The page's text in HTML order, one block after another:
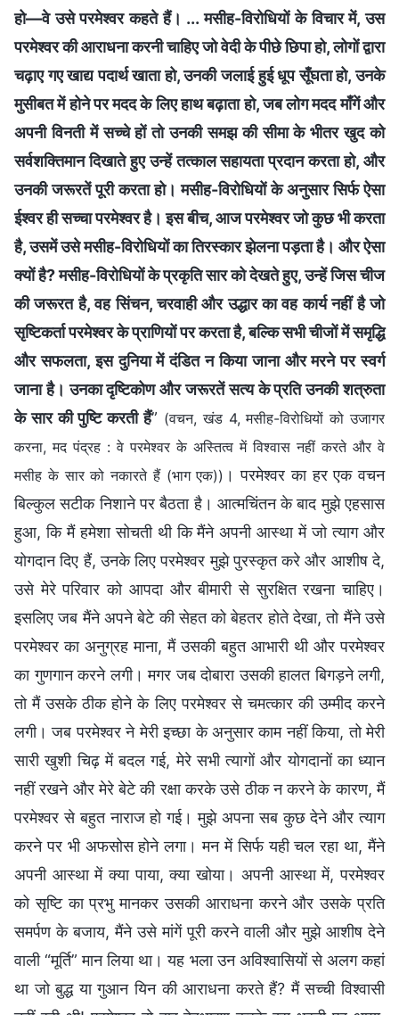
हो—वे उसे परमेश्वर कहते हैं। ... मसीह-विरोधियों के विचार में, उस
परमेश्वर की आराधना करनी चाहिए जो वेदी के पीछे छिपा हो, लोगों द्वारा
चढ़ाए गए खाद्य पदार्थ खाता हो, उनकी जलाई हुई धूप सूँघता हो, उनके
मुसीबत में होने पर मदद के लिए हाथ बढ़ाता हो, जब लोग मदद माँगें और
अपनी विनती में सच्चे हों तो उनकी समझ की सीमा के भीतर खुद को
सर्वशक्तिमान दिखाते हुए उन्हें तत्काल सहायता प्रदान करता हो, और
उनकी जरूरतें पूरी करता हो। मसीह-विरोधियों के अनुसार सिर्फ ऐसा
ईश्वर ही सच्चा परमेश्वर है। इस बीच, आज परमेश्वर जो कुछ भी करता
है, उसमें उसे मसीह-विरोधियों का तिरस्कार झेलना पड़ता है। और ऐसा
क्यों है? मसीह-विरोधियों के प्रकृति सार को देखते हुए, उन्हें जिस चीज
की जरूरत है, वह सिंचन, चरवाही और उद्धार का वह कार्य नहीं है जो
सृष्टिकर्ता परमेश्वर के प्राणियों पर करता है, बल्कि सभी चीजों में समृद्धि
और सफलता, इस दुनिया में दंडित न किया जाना और मरने पर स्वर्ग
जाना है। उनका दृष्टिकोण और जरूरतें सत्य के प्रति उनकी शत्रुता
के सार की पुष्टि करती हैं” (वचन, खंड 4, मसीह-विरोधियों को उजागर
करना, मद पंद्रह : वे परमेश्वर के अस्तित्व में विश्वास नहीं करते और वे
मसीह के सार को नकारते हैं (भाग एक)) । परमेश्वर का हर एक वचन
बिल्कुल सटीक निशाने पर बैठता है। आत्मचिंतन के बाद मुझे एहसास
हुआ, कि मैं हमेशा सोचती थी कि मैंने अपनी आस्था में जो त्याग और
योगदान दिए हैं, उनके लिए परमेश्वर मुझे पुरस्कृत करे और आशीष दे,
उसे मेरे परिवार को आपदा और बीमारी से सुरक्षित रखना चाहिए।
इसलिए जब मैंने अपने बेटे की सेहत को बेहतर होते देखा, तो मैंने उसे
परमेश्वर का अनुग्रह माना, मैं उसकी बहुत आभारी थी और परमेश्वर
का गुणगान करने लगी। मगर जब दोबारा उसकी हालत बिगड़ने लगी,
तो मैं उसके ठीक होने के लिए परमेश्वर से चमत्कार की उम्मीद करने
लगी। जब परमेश्वर ने मेरी इच्छा के अनुसार काम नहीं किया, तो मेरी
सारी खुशी चिढ़ में बदल गई, मेरे सभी त्यागों और योगदानों का ध्यान
नहीं रखने और मेरे बेटे की रक्षा करके उसे ठीक न करने के कारण, मैं
परमेश्वर से बहुत नाराज हो गई। मुझे अपना सब कुछ देने और त्याग
करने पर भी अफसोस होने लगा। मन में सिर्फ यही चल रहा था, मैंने
अपनी आस्था में क्या पाया, क्या खोया। अपनी आस्था में, परमेश्वर
को सृष्टि का प्रभु मानकर उसकी आराधना करने और उसके प्रति
समर्पण के बजाय, मैंने उसे मांगें पूरी करने वाली और मुझे आशीष देने
वाली “मूर्ति” मान लिया था। यह भला उन अविश्वासियों से अलग कहां
था जो बुद्ध या गुआन यिन की आराधना करते हैं? मैं सच्ची विश्वासी